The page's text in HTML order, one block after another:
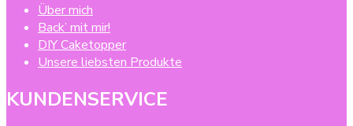
Über mich
Back’ mit mir!
DIY Caketopper
Unsere liebsten Produkte
KUNDENSERVICE